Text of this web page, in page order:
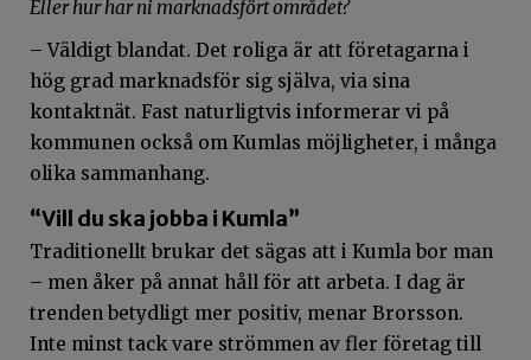
Eller hur har ni marknadsfört området?
– Väldigt blandat. Det roliga är att företagarna i
hög grad marknadsför sig själva, via sina
kontaktnät. Fast naturligtvis informerar vi på
kommunen också om Kumlas möjligheter, i många
olika sammanhang.
“Vill du ska jobba i Kumla”
Traditionellt brukar det sägas att i Kumla bor man
– men åker på annat håll för att arbeta. I dag är
trenden betydligt mer positiv, menar Brorsson.
Inte minst tack vare strömmen av fler företag till